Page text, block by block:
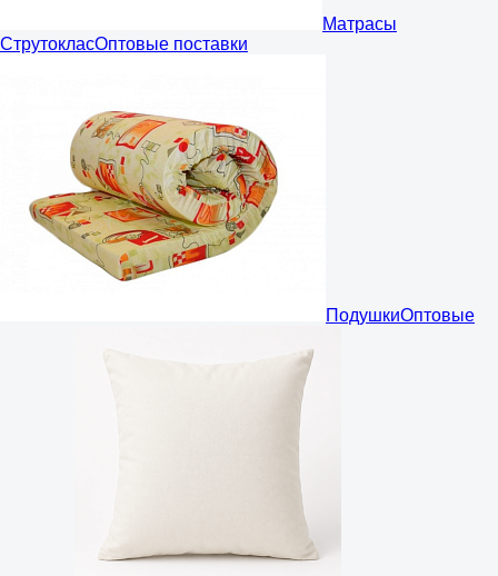
Матрасы
СтрутокласОптовые поставки
ПодушкиОптовые